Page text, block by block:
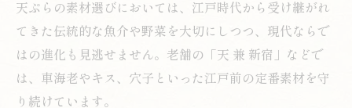
天ぷらの素材選びにおいては、江戸時代から受け継がれ
てきた伝統的な魚介や野菜を大切にしつつ、現代ならで
はの進化も見逃せません。老舗の「天 兼 新宿」などで
は、車海老やキス、穴子といった江戸前の定番素材を守
り続けています。